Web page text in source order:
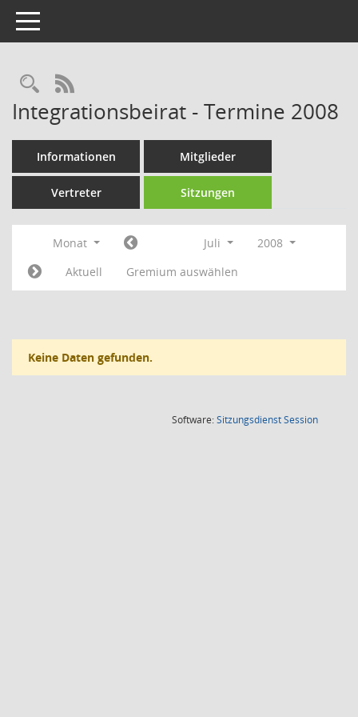
Toggle navigation
Rechercheauswahl
RSS-Feed
Integrationsbeirat - Termine 2008
Informationen Mitglieder
Vertreter Sitzungen
Monat Juli
2008
Aktuell
Gremium auswählen
Keine Daten gefunden.
Software:SitzungsdienstSession(Wird in